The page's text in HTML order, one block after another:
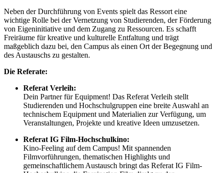
Neben der Durchführung von Events spielt das Ressort eine
wichtige Rolle bei der Vernetzung von Studierenden, der Förderung
von Eigeninitiative und dem Zugang zu Ressourcen. Es schafft
Freiräume für kreative und kulturelle Entfaltung und trägt
maßgeblich dazu bei, den Campus als einen Ort der Begegnung und
des Austauschs zu gestalten.
Die Referate:
Referat Verleih:
Dein Partner für Equipment! Das Referat Verleih stellt
Studierenden und Hochschulgruppen eine breite Auswahl an
technischem Equipment und Materialien zur Verfügung, um
Veranstaltungen, Projekte und kreative Ideen umzusetzen.
Referat IG Film-Hochschulkino:
Kino-Feeling auf dem Campus! Mit spannenden
Filmvorführungen, thematischen Highlights und
gemeinschaftlichem Austausch bringt das Referat IG Film-